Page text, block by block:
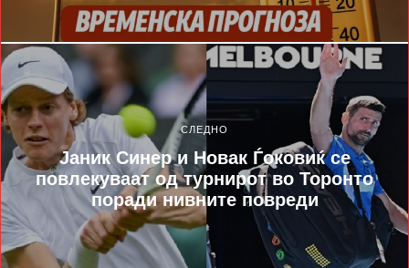
СЛЕДНО
Јаник Синер и Новак Ѓоковиќ се
повлекуваат од турнирот во Торонто
поради нивните повреди